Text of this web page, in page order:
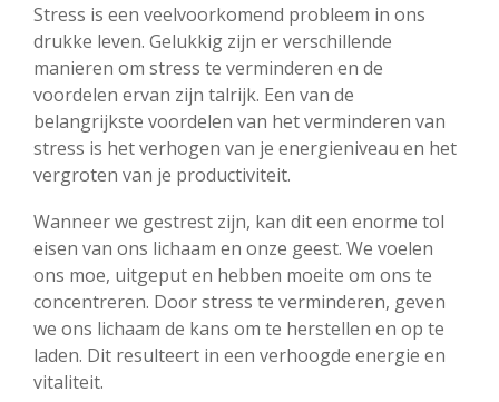
Stress is een veelvoorkomend probleem in ons
drukke leven. Gelukkig zijn er verschillende
manieren om stress te verminderen en de
voordelen ervan zijn talrijk. Een van de
belangrijkste voordelen van het verminderen van
stress is het verhogen van je energieniveau en het
vergroten van je productiviteit.
Wanneer we gestrest zijn, kan dit een enorme tol
eisen van ons lichaam en onze geest. We voelen
ons moe, uitgeput en hebben moeite om ons te
concentreren. Door stress te verminderen, geven
we ons lichaam de kans om te herstellen en op te
laden. Dit resulteert in een verhoogde energie en
vitaliteit.